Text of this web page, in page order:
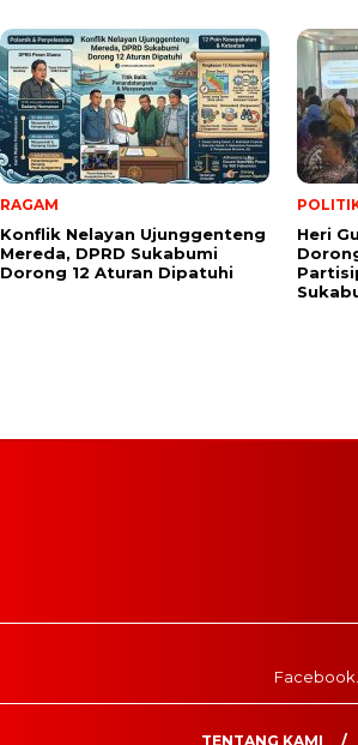
RAGAM
Konflik Nelayan Ujunggenteng
Mereda, DPRD Sukabumi
Dorong 12 Aturan Dipatuhi
Heri
TENTANG KAMI